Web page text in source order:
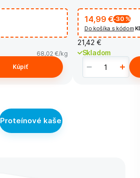
68,02 €/kg
Kúpiť
14,99 €-30 %
Do košíka s kódom
21,42 €
Skladom
Proteínové kaše